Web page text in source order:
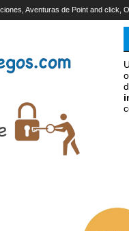
Aventuras de Point and click,